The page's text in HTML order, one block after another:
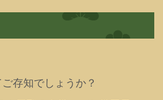
存知でしょうか？